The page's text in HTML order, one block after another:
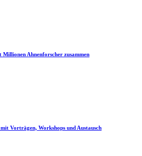
Ahnenforscher zusammen
Vorträgen, Workshops und Austausch